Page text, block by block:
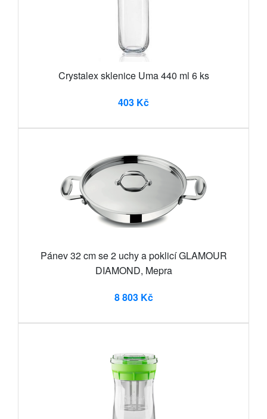
Crystalex sklenice Uma 440 ml 6 ks
403 Kč
Pánev 32 cm se 2 uchy a poklicí GLAMOUR
DIAMOND, Mepra
8 803 Kč